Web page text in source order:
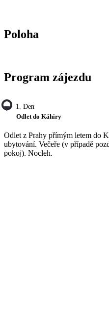
Poloha
Program zájezdu
1. Den
Odlet do Káhiry
Odlet z Prahy přímým letem do
ubytování. Večeře (v případě
pokoj). Nocleh.